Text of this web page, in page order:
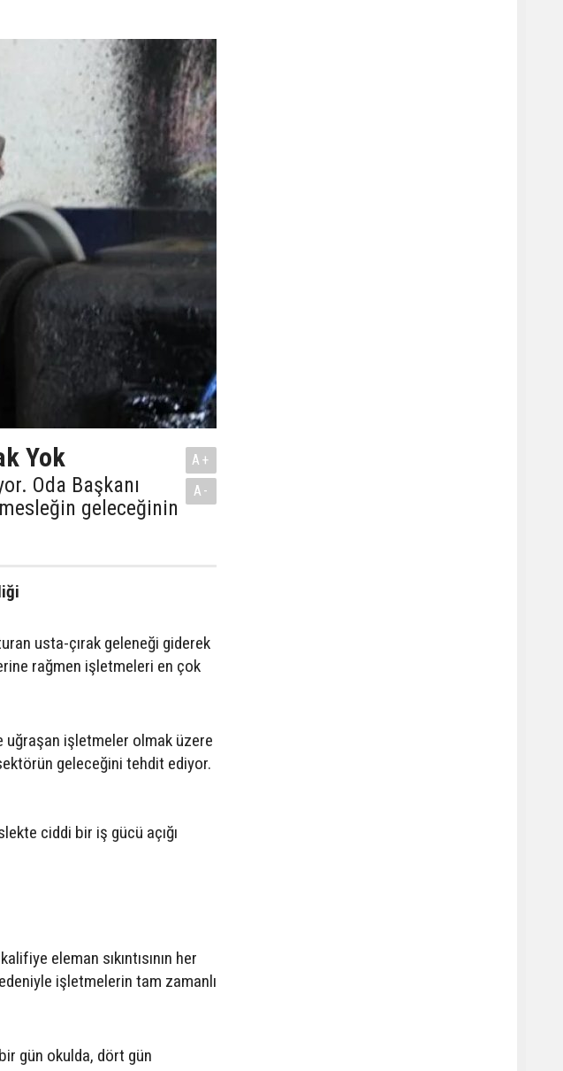
Yok
Oda Başkanı
geleceğinin
A+
A-
usta-çırak geleneği giderek
rağmen işletmeleri en çok
uğraşan işletmeler olmak üzere
geleceğini tehdit ediyor.
ciddi bir iş gücü açığı
eleman sıkıntısının her
işletmelerin tam zamanlı
gün okulda, dört gün